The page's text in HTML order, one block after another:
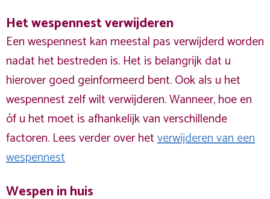
Het wespennest verwijderen
Een wespennest kan meestal pas verwijderd worden
nadat het bestreden is. Het is belangrijk dat u
hierover goed geinformeerd bent. Ook als u het
wespennest zelf wilt verwijderen. Wanneer, hoe en
óf u het moet is afhankelijk van verschillende
factoren. Lees verder over hetverwijderen van een
wespennest
Wespen in huis